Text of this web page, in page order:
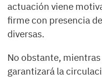
actuación viene
firme con presencia
diversas.
No obstante,
garantizará la